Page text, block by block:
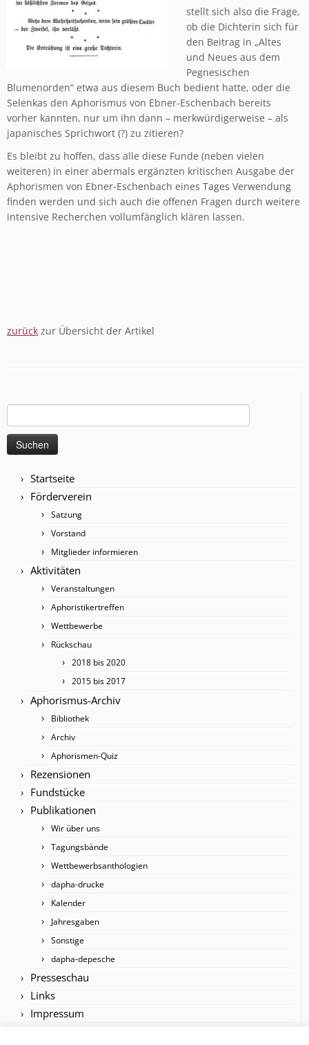
stellt sich also die Frage,
ob die Dichterin sich für
den Beitrag in „Altes
und Neues aus dem
Pegnesischen
Blumenorden“ etwa aus diesem Buch bedient hatte, oder die
Selenkas den Aphorismus von Ebner-Eschenbach bereits
vorher kannten, nur um ihn dann – merkwürdigerweise – als
japanisches Sprichwort (?) zu zitieren?
Es bleibt zu hoffen, dass alle diese Funde (neben vielen
weiteren) in einer abermals ergänzten kritischen Ausgabe der
Aphorismen von Ebner-Eschenbach eines Tages Verwendung
finden werden und sich auch die offenen Fragen durch weitere
intensive Recherchen vollumfänglich klären lassen.
zurück zur Übersicht der Artikel
Suchen
nach:
Startseite
Förderverein
Satzung
Vorstand
Mitglieder informieren
Aktivitäten
Veranstaltungen
Aphoristikertreffen
Wettbewerbe
Rückschau
2018 bis 2020
2015 bis 2017
Aphorismus-Archiv
Bibliothek
Archiv
Aphorismen-Quiz
Rezensionen
Fundstücke
Publikationen
Wir über uns
Tagungsbände
Wettbewerbsanthologien
dapha-drucke
Kalender
Jahresgaben
Sonstige
dapha-depesche
Presseschau
Links
Impressum